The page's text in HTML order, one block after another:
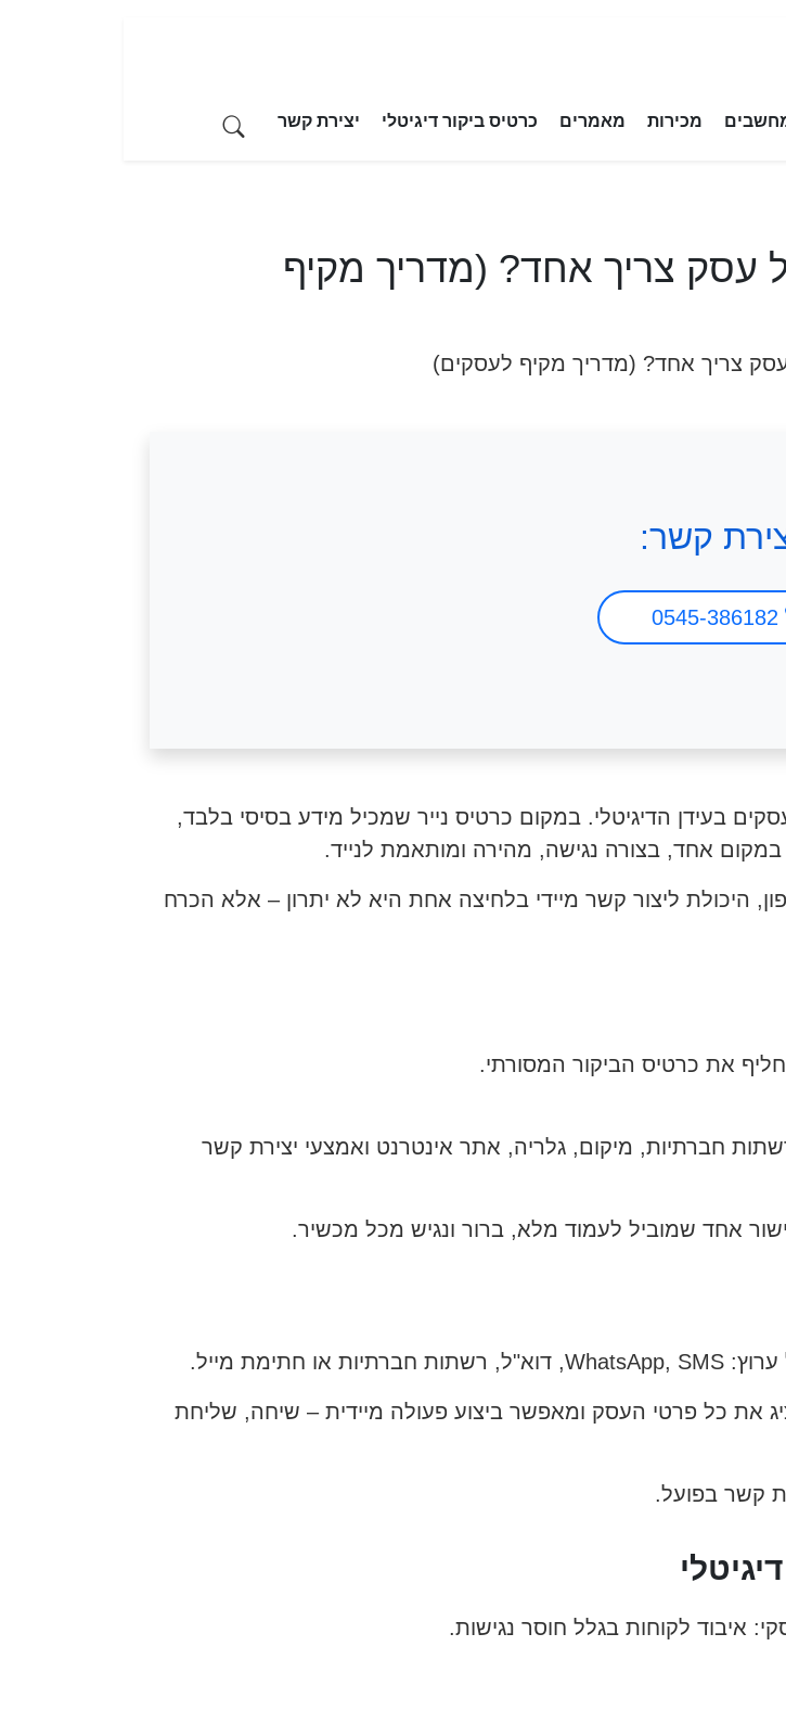
מכירות מאמרים כרטיס ביקור דיגיטלי יצירת קשר
עסק צריך אחד? (מדריך מקיף
עסק צריך אחד? (מדריך מקיף לעסקים)
קשר:
בעידן הדיגיטלי. במקום כרטיס נייר שמכיל מידע בסיסי בלבד,
אחד, בצורה נגישה, מהירה ומותאמת לנייד.
היכולת ליצור קשר מיידי בלחיצה אחת היא לא יתרון – אלא הכרח
את כרטיס הביקור המסורתי.
חברתיות, מיקום, גלריה, אתר אינטרנט ואמצעי יצירת קשר
אחד שמוביל לעמוד מלא, ברור ונגיש מכל מכשיר.
את כל פרטי העסק ומאפשר ביצוע פעולה מיידית – שיחה, שליחת
קשר בפועל.
איבוד לקוחות בגלל חוסר נגישות.